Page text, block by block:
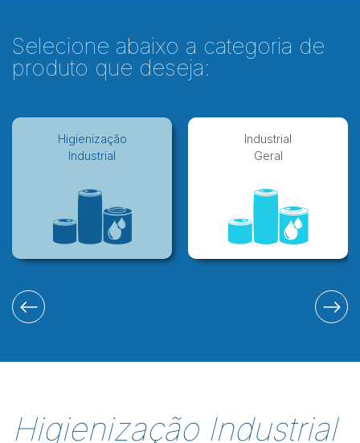
Selecione abaixo a categoria de
produto que deseja:
Higienização
Industrial
Industrial
Geral
Higienização Industrial